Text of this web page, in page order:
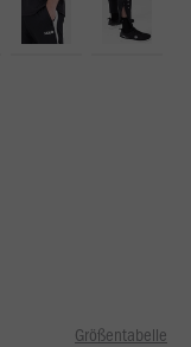
Größentabelle